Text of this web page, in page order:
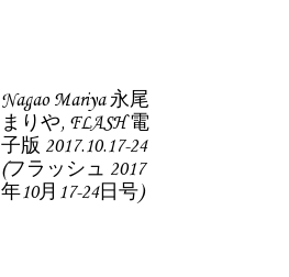
Nagao Mariya 永尾
まりや, FLASH 電
子版 2017.10.17-24
(フラッシュ 2017
年10月17-24日号)